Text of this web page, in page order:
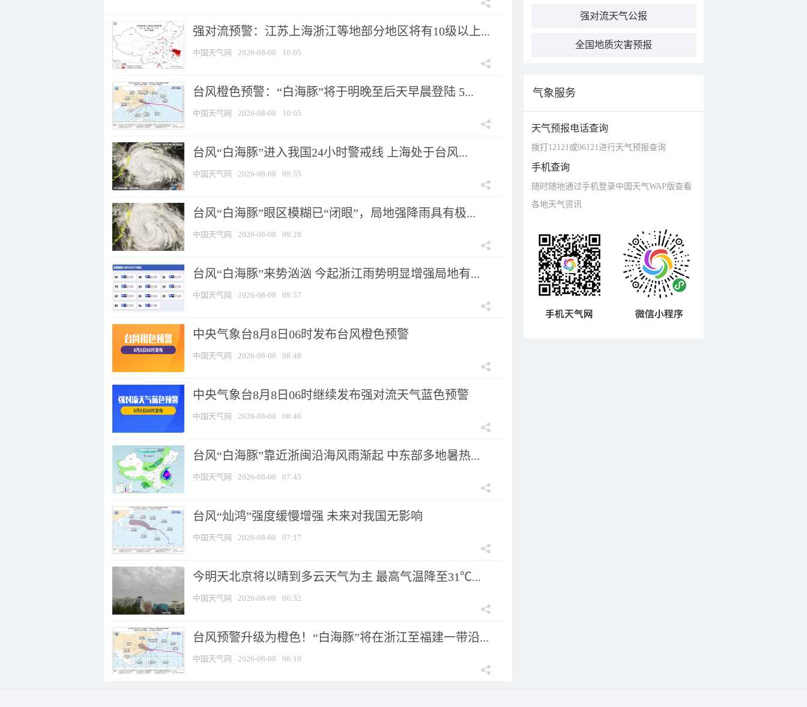
强对流预警：江苏上海浙江等地部分地区将有10级以上...
中国天气网 2026-08-08 10:05
台风橙色预警：“白海豚”将于明晚至后天早晨登陆 5...
中国天气网 2026-08-08 10:05
台风“白海豚”进入我国24小时警戒线 上海处于台风...
中国天气网 2026-08-08 09:55
台风“白海豚”眼区模糊已“闭眼”，局地强降雨具有极...
中国天气网 2026-08-08 09:28
台风“白海豚”来势汹汹 今起浙江雨势明显增强局地有...
中国天气网 2026-08-08 08:57
中央气象台8月8日06时发布台风橙色预警
中国天气网 2026-08-08 08:48
中央气象台8月8日06时继续发布强对流天气蓝色预警
中国天气网 2026-08-08 08:46
台风“白海豚”靠近浙闽沿海风雨渐起 中东部多地暑热...
中国天气网 2026-08-08 07:45
台风“灿鸿”强度缓慢增强 未来对我国无影响
中国天气网 2026-08-08 07:17
今明天北京将以晴到多云天气为主 最高气温降至31℃...
中国天气网 2026-08-08 06:52
台风预警升级为橙色！“白海豚”将在浙江至福建一带沿...
中国天气网 2026-08-08 06:10
强对流天气公报
全国地质灾害预报
气象服务
天气预报电话查询
拨打12121或96121进行天气预报查询
手机查询
随时随地通过手机登录中国天气WAP版查看
各地天气资讯